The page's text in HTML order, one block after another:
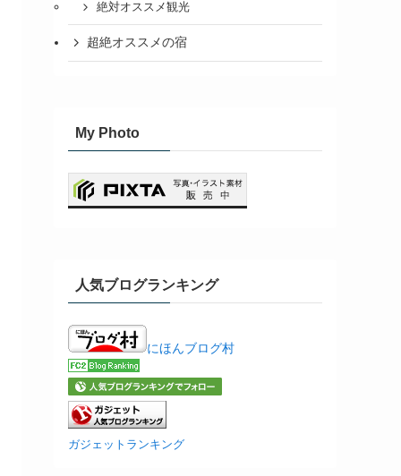
絶対オススメ観光
超絶オススメの宿
My Photo
人気ブログランキング
にほんブログ村
ガジェットランキング